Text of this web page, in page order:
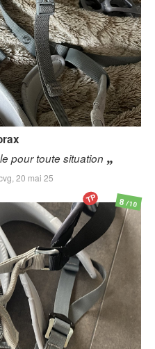
pour toute situation
20 mai 25
8/10
TP